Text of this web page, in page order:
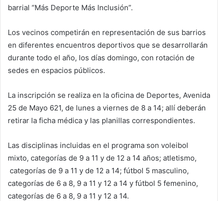
barrial “Más Deporte Más Inclusión”.
Los vecinos competirán en representación de sus barrios
en diferentes encuentros deportivos que se desarrollarán
durante todo el año, los días domingo, con rotación de
sedes en espacios públicos.
La inscripción se realiza en la oficina de Deportes, Avenida
25 de Mayo 621, de lunes a viernes de 8 a 14; allí deberán
retirar la ficha médica y las planillas correspondientes.
Las disciplinas incluidas en el programa son voleibol
mixto, categorías de 9 a 11 y de 12 a 14 años; atletismo,
categorías de 9 a 11 y de 12 a 14; fútbol 5 masculino,
categorías de 6 a 8, 9 a 11 y 12 a 14 y fútbol 5 femenino,
categorías de 6 a 8, 9 a 11 y 12 a 14.